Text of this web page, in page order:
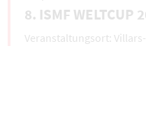
8. ISMF WELTCUP